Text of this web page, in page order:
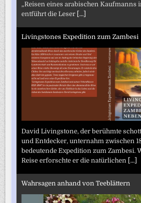
„Reisen eines arabischen Kaufmanns
entführt die Leser [...]
Livingstones Expedition zum Zambesi
David Livingstone, der berühmte
und Entdecker, unternahm zwischen
bedeutende Expedition zum Zambesi.
Reise erforschte er die natürlichen [...]
Wahrsagen anhand von Teeblättern